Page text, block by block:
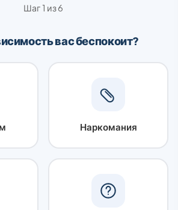
Шаг 1 из 6
вас беспокоит?
Наркомания